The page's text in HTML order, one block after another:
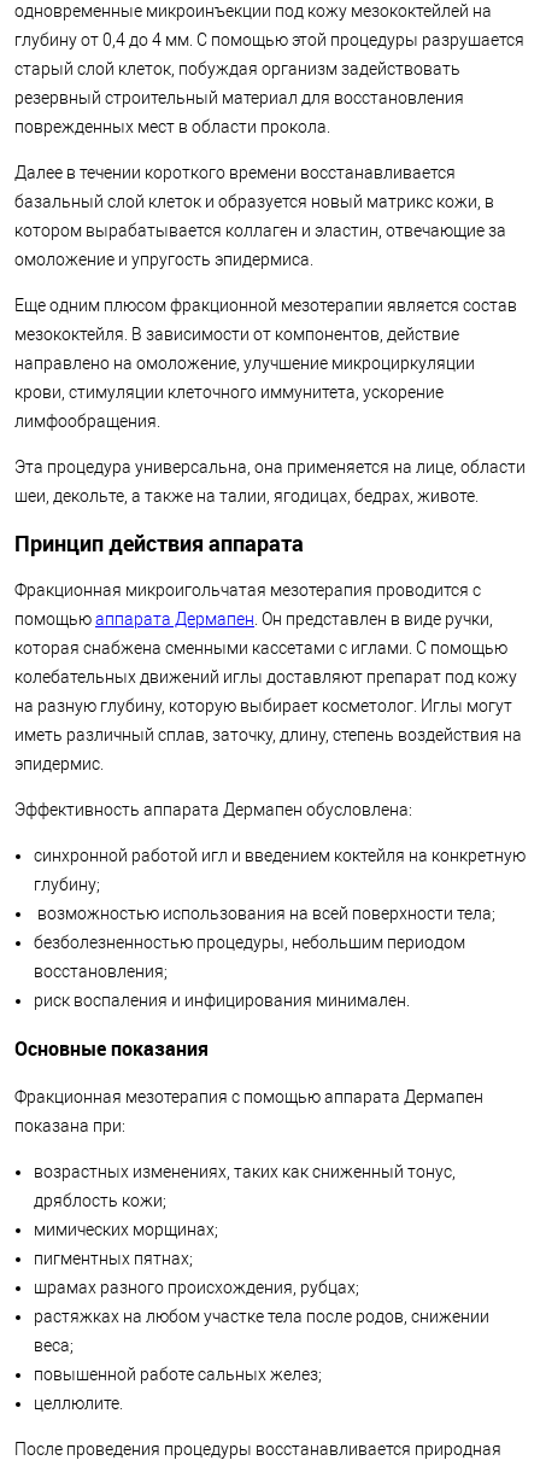
одновременные микроинъекции под кожу мезококтейлей на
глубину от 0,4 до 4 мм. С помощью этой процедуры разрушается
старый слой клеток, побуждая организм задействовать
резервный строительный материал для восстановления
поврежденных мест в области прокола.
Далее в течении короткого времени восстанавливается
базальный слой клеток и образуется новый матрикс кожи, в
котором вырабатывается коллаген и эластин, отвечающие за
омоложение и упругость эпидермиса.
Еще одним плюсом фракционной мезотерапии является состав
мезококтейля. В зависимости от компонентов, действие
направлено на омоложение, улучшение микроциркуляции
крови, стимуляции клеточного иммунитета, ускорение
лимфообращения.
Эта процедура универсальна, она применяется на лице, области
шеи, декольте, а также на талии, ягодицах, бедрах, животе.
Принцип действия аппарата
Фракционная микроигольчатая мезотерапия проводится с
помощьюаппарата Дермапен . Он представлен в виде ручки,
которая снабжена сменными кассетами с иглами. С помощью
колебательных движений иглы доставляют препарат под кожу
на разную глубину, которую выбирает косметолог. Иглы могут
иметь различный сплав, заточку, длину, степень воздействия на
эпидермис.
Эффективность аппарата Дермапен обусловлена:
синхронной работой игл и введением коктейля на конкретную
глубину;
возможностью использования на всей поверхности тела;
безболезненностью процедуры, небольшим периодом
восстановления;
риск воспаления и инфицирования минимален.
Основные показания
Фракционная мезотерапия с помощью аппарата Дермапен
показана при:
возрастных изменениях, таких как сниженный тонус,
дряблость кожи;
мимических морщинах;
пигментных пятнах;
шрамах разного происхождения, рубцах;
растяжках на любом участке тела после родов, снижении
веса;
повышенной работе сальных желез;
целлюлите.
После проведения процедуры восстанавливается природная